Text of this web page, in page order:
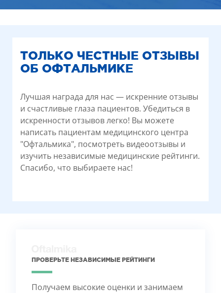
ТОЛЬКО ЧЕСТНЫЕ ОТЗЫВЫ
ОБ ОФТАЛЬМИКЕ
Лучшая награда для нас — искренние отзывы
и счастливые глаза пациентов. Убедиться в
искренности отзывов легко! Вы можете
написать пациентам медицинского центра
"Офтальмика", посмотреть видеоотзывы и
изучить независимые медицинские рейтинги.
Спасибо, что выбираете нас!
ПРОВЕРЬТЕ НЕЗАВИСИМЫЕ РЕЙТИНГИ
Получаем высокие оценки и занимаем